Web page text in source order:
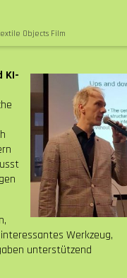
Objects Film
KI-
Werkzeug,
unterstützend